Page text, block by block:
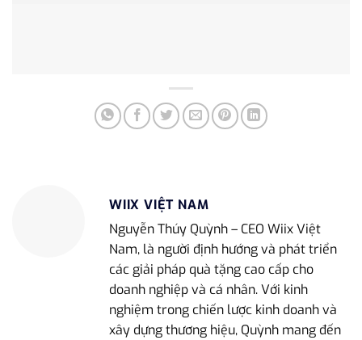
WIIX VIỆT NAM
Nguyễn Thúy Quỳnh – CEO Wiix Việt
Nam, là người định hướng và phát triển
các giải pháp quà tặng cao cấp cho
doanh nghiệp và cá nhân. Với kinh
nghiệm trong chiến lược kinh doanh và
xây dựng thương hiệu, Quỳnh mang đến